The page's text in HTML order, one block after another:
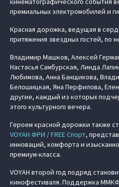
премиальных электромобилей и
Красная дорожка, ведущая в
притяжения звездных гостей, по
Владимир Машков, Алексей
Настасья Самбурская, Линда
Любимова, Анна Банщикова,
Белошицкая, Яна Перфилова,
другие, каждый из которых
этого культурного вечера.
Героем красной дорожки также
VOYAH ФРИ / FREE Спорт,
инноваций, комфорта и
премиум-класса.
VOYAH второй год подряд
кинофестиваля. Поддержка